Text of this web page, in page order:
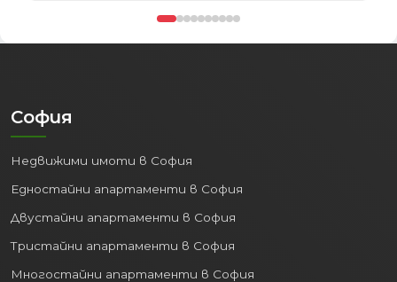
София
Недвижими имоти в София
Едностайни апартаменти в София
Двустайни апартаменти в София
Тристайни апартаменти в София
Многостайни апартаменти в София